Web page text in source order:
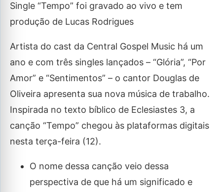
Single “Tempo” foi gravado ao vivo e tem
produção de Lucas Rodrigues
Artista do cast da Central Gospel Music há um
ano e com três singles lançados – “Glória”, “Por
Amor” e “Sentimentos” – o cantor Douglas de
Oliveira apresenta sua nova música de trabalho.
Inspirada no texto bíblico de Eclesiastes 3, a
canção “Tempo” chegou às plataformas digitais
nesta terça-feira (12).
O nome dessa canção veio dessa
perspectiva de que há um significado e